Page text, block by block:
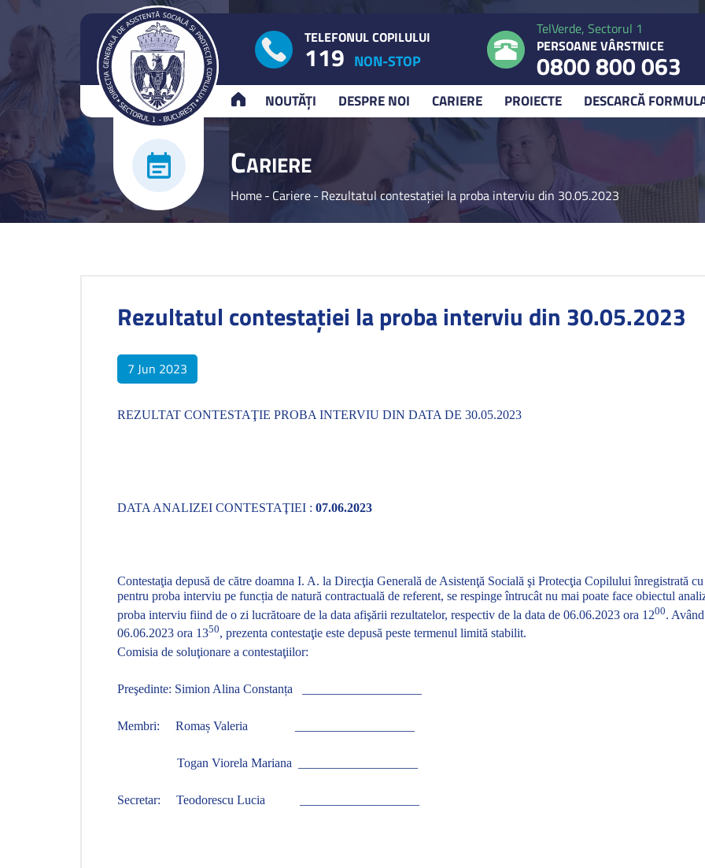
ACASĂNOUTĂȚI DESPRE NOI CARIERE PROIECTE DESCARCĂ
TELEFONUL COPILULUI
119 NON-STOP
TelVerde, Sectorul 1
PERSOANE VÂRSTNICE
0800 800 063
CARIERE
Home- Cariere- Rezultatul contestației la proba interviu din 30.05.2023
Rezultatul contestației la proba interviu din 30.05.2023
7 Jun 2023
REZULTAT CONTESTAŢIE PROBA INTERVIU DIN DATA DE 30.05.2023
DATA ANALIZEI CONTESTAŢIEI : 07.06.2023
Contestaţia depusă de către doamna I. A. la Direcţia Generală de Asistenţă Socială şi Protecţia Copilului înregistrată
pentru proba interviu pe funcția de natură contractuală de referent, se respinge întrucât nu mai poate face obiectul
proba interviu fiind de o zi lucrătoare de la data afişării rezultatelor, respectiv de la data de 06.06.2023 ora 1200.
06.06.2023 ora 1350, prezenta contestaţie este depusă peste termenul limită stabilit.
Comisia de soluţionare a contestaţiilor:
Preşedinte: Simion Alina Constanța
Membri: Romaș Valeria
Togan Viorela Mariana
Secretar: Teodorescu Lucia